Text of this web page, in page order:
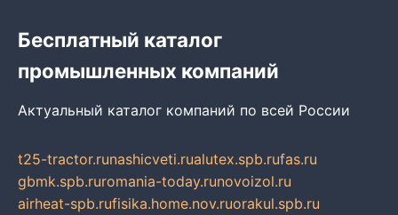
Бесплатный каталог
промышленных компаний
Актуальный каталог компаний по всей России
t25-tractor.runashicveti.rualutex.spb.rufas.ru
gbmk.spb.ruromania-today.runovoizol.ru
airheat-spb.rufisika.home.nov.ruorakul.spb.ru